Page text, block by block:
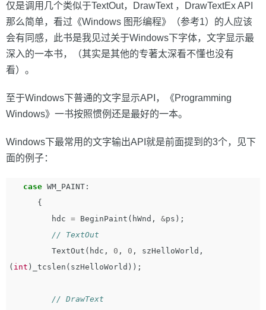
仅是调用几个类似于TextOut，DrawText ，DrawTextEx API
那么简单，看过《Windows 图形编程》（参考1）的人应该
会有同感，此书是我见过关于Windows下字体，文字显示最
深入的一本书，（其实是其他的专著太深看不懂也没有
看）。
至于Windows下普通的文字显示API，《Programming
Windows》一书按照惯例还是最好的一本。
Windows下最常用的文字输出API就是前面提到的3个，见下
面的例子：
case WM_PAINT :
{
hdc = BeginPaint ( hWnd , &ps );
// TextOut
TextOut ( hdc , 0 , 0 , szHelloWorld ,
( int ) _tcslen ( szHelloWorld ));
// DrawText